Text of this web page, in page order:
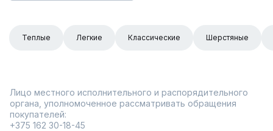
Теплые Легкие Классические Шерстяные
Лицо местного исполнительного и распорядительного
органа, уполномоченное рассматривать обращения
покупателей:
+375 162 30-18-45